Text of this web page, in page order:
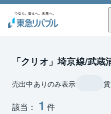
「クリオ」埼京線/武蔵
該当： 1 件
売出中ありのみ表示